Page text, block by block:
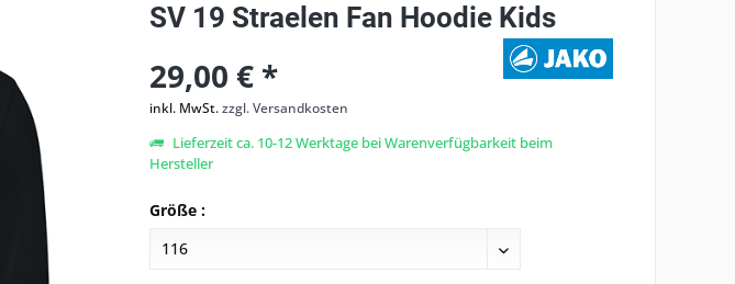
SV 19 Straelen Fan Hoodie Kids
29,00 € *
inkl. MwSt.zzgl. Versandkosten
Lieferzeit ca. 10-12 Werktage bei Warenverfügbarkeit beim
Hersteller
Größe :